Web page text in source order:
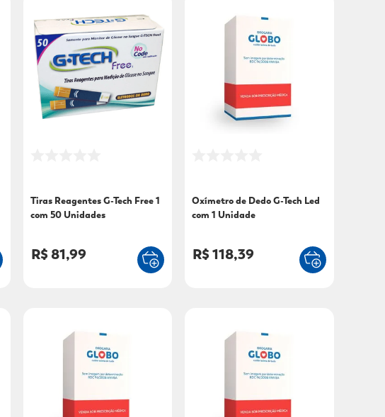
Tiras Reagentes G-Tech Free 1
com 50 Unidades
R$ 81,99
Oxímetro de Dedo G-Tech Led
com 1 Unidade
R$ 118,39